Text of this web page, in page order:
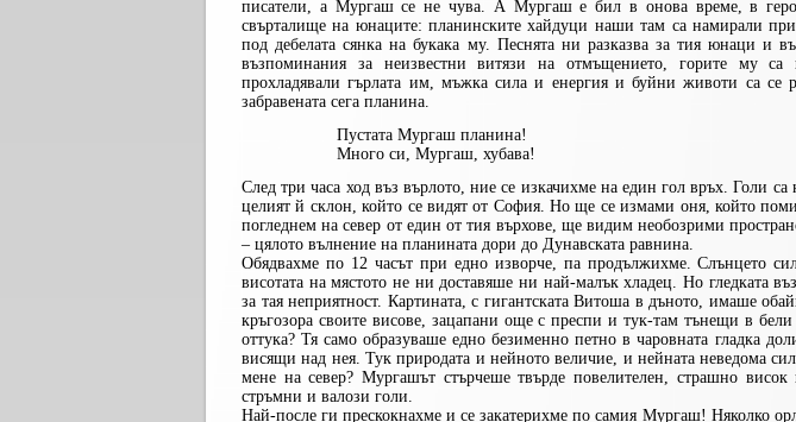
писатели, а Мургаш се не чува. А Мургаш е бил в онова време, в
свърталище на юнаците: планинските хайдуци наши там са намирали
под дебелата сянка на букака му. Песнята ни разказва за тия юнаци и
възпоминания за неизвестни витязи на отмъщението, горите му
прохладявали гърлата им, мъжка сила и енергия и буйни животи са се
забравената сега планина.
Пустата Мургаш планина!
Много си, Мургаш, хубава!
След три часа ход въз върлото, ние се изкачихме на един гол връх. Голи
целият й склон, който се видят от София. Но ще се измами оня, който
погледнем на север от един от тия върхове, ще видим необозрими
– цялото вълнение на планината дори до Дунавската равнина.
Обядвахме по 12 часът при едно изворче, па продължихме. Слънцето
висотата на мястото не ни доставяше ни най-малък хладец. Но гледката
за тая неприятност. Картината, с гигантската Витоша в дъното, имаше
кръгозора своите висове, зацапани още с преспи и тук-там тънещи в
оттука? Тя само образуваше едно безименно петно в чаровната гладка
висящи над нея. Тук природата и нейното величие, и нейната неведома
мене на север? Мургашът стърчеше твърде повелителен, страшно
стръмни и валози голи.
Най-после ги прескокнахме и се закатерихме по самия Мургаш! Няколко